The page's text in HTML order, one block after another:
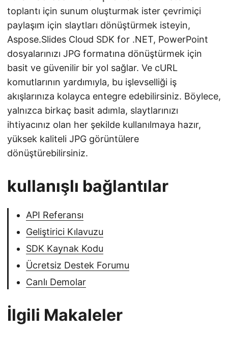
toplantı için sunum oluşturmak ister çevrimiçi
paylaşım için slaytları dönüştürmek isteyin,
Aspose.Slides Cloud SDK for .NET, PowerPoint
dosyalarınızı JPG formatına dönüştürmek için
basit ve güvenilir bir yol sağlar. Ve cURL
komutlarının yardımıyla, bu işlevselliği iş
akışlarınıza kolayca entegre edebilirsiniz. Böylece,
yalnızca birkaç basit adımla, slaytlarınızı
ihtiyacınız olan her şekilde kullanılmaya hazır,
yüksek kaliteli JPG görüntülere
dönüştürebilirsiniz.
kullanışlı bağlantılar
API Referansı
Geliştirici Kılavuzu
SDK Kaynak Kodu
Ücretsiz Destek Forumu
Canlı Demolar
İlgili Makaleler